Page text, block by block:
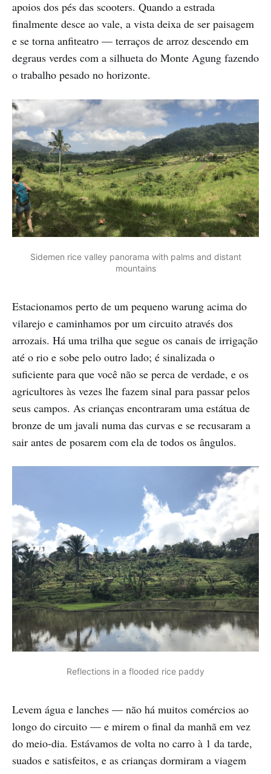
apoios dos pés das scooters. Quando a estrada
finalmente desce ao vale, a vista deixa de ser paisagem
e se torna anfiteatro — terraços de arroz descendo em
degraus verdes com a silhueta do Monte Agung fazendo
o trabalho pesado no horizonte.
Sidemen rice valley panorama with palms and distant
mountains
Estacionamos perto de um pequeno warung acima do
vilarejo e caminhamos por um circuito através dos
arrozais. Há uma trilha que segue os canais de irrigação
até o rio e sobe pelo outro lado; é sinalizada o
suficiente para que você não se perca de verdade, e os
agricultores às vezes lhe fazem sinal para passar pelos
seus campos. As crianças encontraram uma estátua de
bronze de um javali numa das curvas e se recusaram a
sair antes de posarem com ela de todos os ângulos.
Reflections in a flooded rice paddy
Levem água e lanches — não há muitos comércios ao
longo do circuito — e mirem o final da manhã em vez
do meio-dia. Estávamos de volta no carro à 1 da tarde,
suados e satisfeitos, e as crianças dormiram a viagem